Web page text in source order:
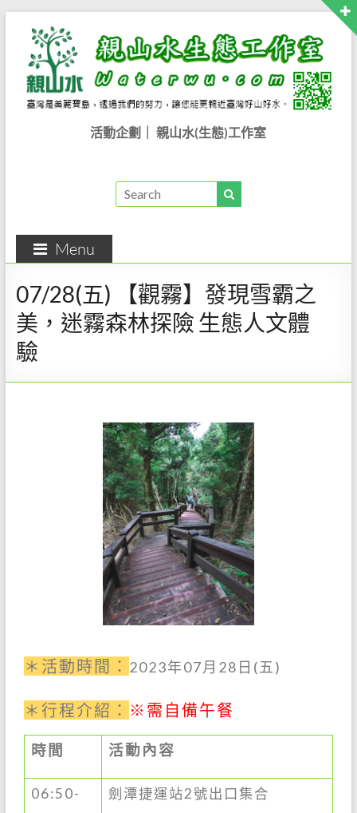
活動企劃｜ 親山水(生態)工作室
Menu
07/28(五) 【觀霧】發現雪霸之
美，迷霧森林探險 生態人文體
驗
＊活動時間： 2023年07月28 日 (五)
＊行程介紹： ※需自備午餐
時間 活動內容
06:50- 劍潭捷運站2號出口集合